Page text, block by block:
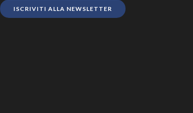
ISCRIVITI ALLA NEWSLETTER